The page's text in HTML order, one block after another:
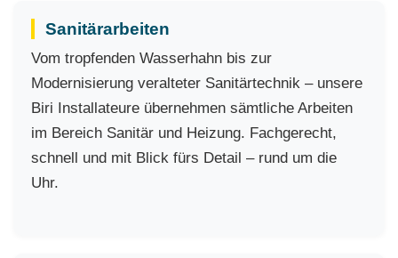
Sanitärarbeiten
Vom tropfenden Wasserhahn bis zur
Modernisierung veralteter Sanitärtechnik – unsere
Biri Installateure übernehmen sämtliche Arbeiten
im Bereich Sanitär und Heizung. Fachgerecht,
schnell und mit Blick fürs Detail – rund um die
Uhr.